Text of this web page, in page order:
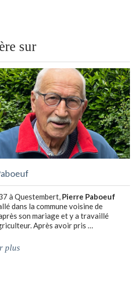
sur
à Questembert, Pierre Paboeuf
dans la commune voisine de
son mariage et y a travaillé
Après avoir pris …
plus